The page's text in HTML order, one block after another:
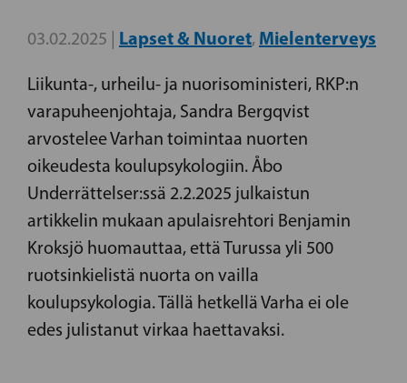
03.02.2025 | Lapset & Nuoret, Mielenterveys
Liikunta-, urheilu- ja nuorisoministeri, RKP:n
varapuheenjohtaja, Sandra Bergqvist
arvostelee Varhan toimintaa nuorten
oikeudesta koulupsykologiin. Åbo
Underrättelser:ssä 2.2.2025 julkaistun
artikkelin mukaan apulaisrehtori Benjamin
Kroksjö huomauttaa, että Turussa yli 500
ruotsinkielistä nuorta on vailla
koulupsykologia. Tällä hetkellä Varha ei ole
edes julistanut virkaa haettavaksi.